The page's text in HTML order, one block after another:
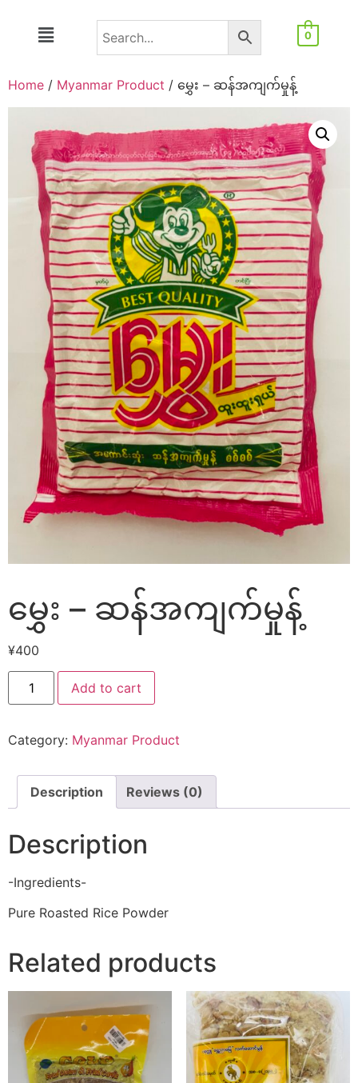
0
Home / Myanmar Product / မွှေး – ဆန်အကျက်မှုန့်
မွှေး – ဆန်အကျက်မှုန့်
¥400
Add to cart
Category: Myanmar Product
Description Reviews (0)
Description
-Ingredients-
Pure Roasted Rice Powder
Related products